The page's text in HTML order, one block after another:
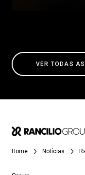
VER TODAS
Home Notícias